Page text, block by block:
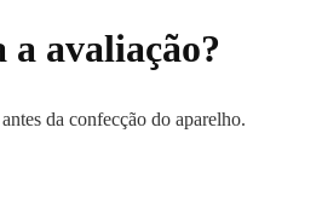
a avaliação?
da confecção do aparelho.